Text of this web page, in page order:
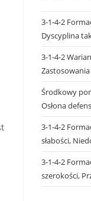
3-1-4-2
Dyscyplina
3-1-4-2
Środkowy
Osłona
3-1-4-2
słabości,
3-1-4-2
szerokości,